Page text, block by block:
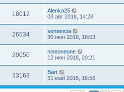
18012
Alenka25
03 авг 2018, 14:28
26534
sentencia
30 июн 2018, 18:03
20050
nineoneone
12 июн 2018, 20:21
33163
Bart
31 май 2018, 16:56